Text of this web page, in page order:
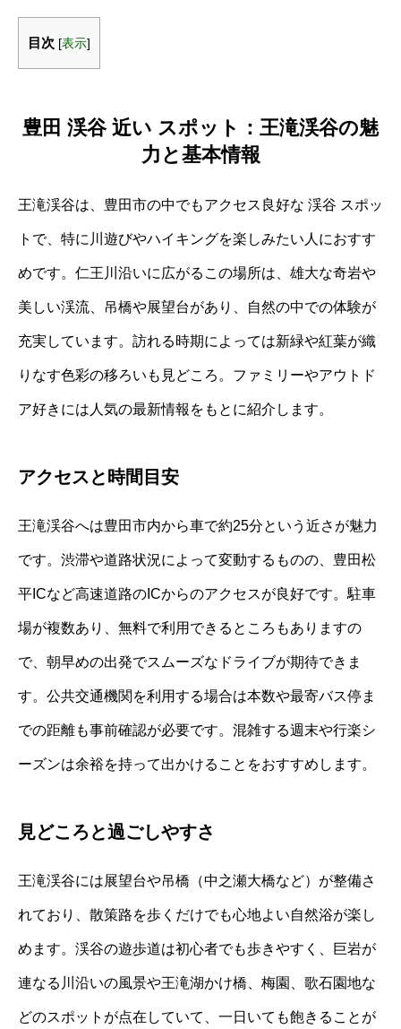
目次 [表示]
豊田 渓谷 近い スポット：王滝渓谷の魅
力と基本情報
王滝渓谷は、豊田市の中でもアクセス良好な 渓谷 スポッ
トで、特に川遊びやハイキングを楽しみたい人におすす
めです。仁王川沿いに広がるこの場所は、雄大な奇岩や
美しい渓流、吊橋や展望台があり、自然の中での体験が
充実しています。訪れる時期によっては新緑や紅葉が織
りなす色彩の移ろいも見どころ。ファミリーやアウトド
ア好きには人気の最新情報をもとに紹介します。
アクセスと時間目安
王滝渓谷へは豊田市内から車で約25分という近さが魅力
です。渋滞や道路状況によって変動するものの、豊田松
平ICなど高速道路のICからのアクセスが良好です。駐車
場が複数あり、無料で利用できるところもありますの
で、朝早めの出発でスムーズなドライブが期待できま
す。公共交通機関を利用する場合は本数や最寄バス停ま
での距離も事前確認が必要です。混雑する週末や行楽シ
ーズンは余裕を持って出かけることをおすすめします。
見どころと過ごしやすさ
王滝渓谷には展望台や吊橋（中之瀬大橋など）が整備さ
れており、散策路を歩くだけでも心地よい自然浴が楽し
めます。渓谷の遊歩道は初心者でも歩きやすく、巨岩が
連なる川沿いの風景や王滝湖かけ橋、梅園、歌石園地な
どのスポットが点在していて、一日いても飽きることが